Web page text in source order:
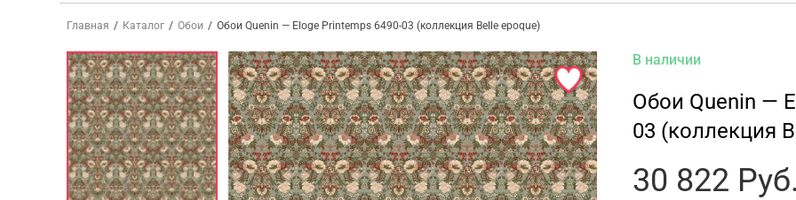
Главная / Каталог / Обои / Обои Quenin — Eloge Printemps 6490-03 (коллекция Belle epoque)
В наличии
Обои Quenin —
03 (коллекция
30 822 Руб.